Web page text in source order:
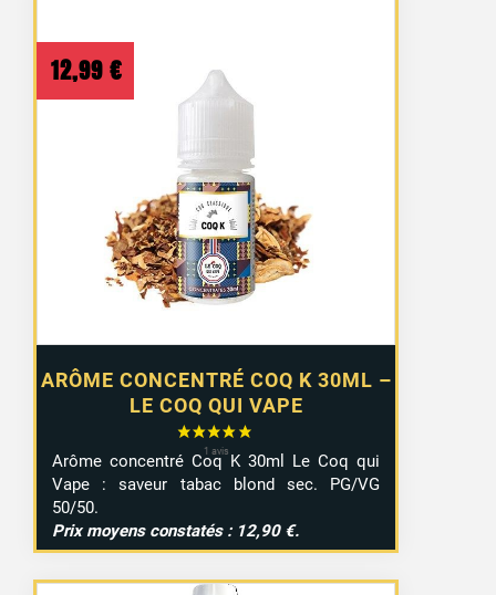
ARÔME CONCENTRÉ COQ K 30ML –
LE COQ QUI VAPE
12,99 €
Arôme concentré Coq K 30ml Le Coq qui
Vape : saveur tabac blond sec. PG/VG
50/50.
Prix moyens constatés : 12,90 €.